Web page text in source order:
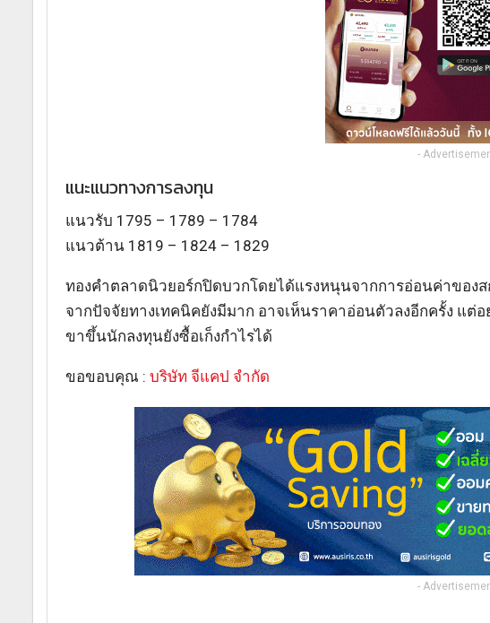
-
แนะแนวทางการลงทุน
แนวรับ 1795 – 1789 – 1784
แนวต้าน 1819 – 1824 – 1829
ทองคำตลาดนิวยอร์กปิดบวกโดยได้แรงหนุนจากการอ่อนค่าของ
จากปัจจัยทางเทคนิคยังมีมาก อาจเห็นราคาอ่อนตัวลงอีกครั้ง แต่
ขาขึ้นนักลงทุนยังซื้อเก็งกำไรได้
ขอขอบคุณ : บริษัท จีแคป จำกัด
-